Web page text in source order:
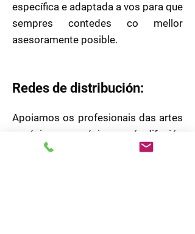
específica e adaptada a vos para que
sempres contedes co mellor
asesoramente posible.
Redes de distribución:
Apoiamos os profesionais das artes
escénicas e a música na súa difusión
e visibilidade. Por iso, ofrecemos un